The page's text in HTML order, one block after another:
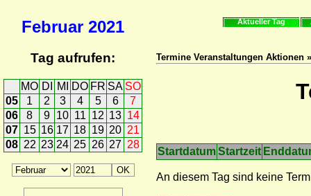
Februar 2021
Tag aufrufen:
MO DI MI DO FR SA SO
05
1 2 3 4 5 6
7
06
8 9 10 11 12 13 14
07 15 16 17 18 19 20 21
08 22 23 24 25 26 27 28
Aktueller Tag
Termine Veranstaltungen Aktionen
StartdatumStartzeit
An diesem Tag sind keine